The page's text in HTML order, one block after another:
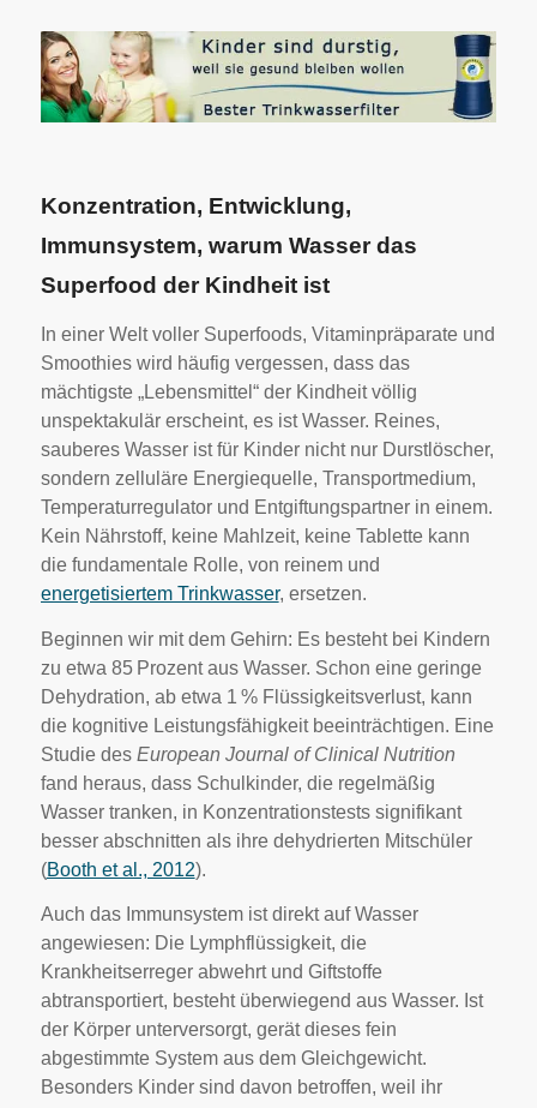
Konzentration, Entwicklung,
Immunsystem, warum Wasser das
Superfood der Kindheit ist
In einer Welt voller Superfoods, Vitaminpräparate und
Smoothies wird häufig vergessen, dass das
mächtigste „Lebensmittel“ der Kindheit völlig
unspektakulär erscheint, es ist Wasser. Reines,
sauberes Wasser ist für Kinder nicht nur Durstlöscher,
sondern zelluläre Energiequelle, Transportmedium,
Temperaturregulator und Entgiftungspartner in einem.
Kein Nährstoff, keine Mahlzeit, keine Tablette kann
die fundamentale Rolle, von reinem und
energetisiertem Trinkwasser, ersetzen.
Beginnen wir mit dem Gehirn: Es besteht bei Kindern
zu etwa 85 Prozent aus Wasser. Schon eine geringe
Dehydration, ab etwa 1 % Flüssigkeitsverlust, kann
die kognitive Leistungsfähigkeit beeinträchtigen. Eine
Studie des European Journal of Clinical Nutrition
fand heraus, dass Schulkinder, die regelmäßig
Wasser tranken, in Konzentrationstests signifikant
besser abschnitten als ihre dehydrierten Mitschüler
(Booth et al., 2012).
Auch das Immunsystem ist direkt auf Wasser
angewiesen: Die Lymphflüssigkeit, die
Krankheitserreger abwehrt und Giftstoffe
abtransportiert, besteht überwiegend aus Wasser. Ist
der Körper unterversorgt, gerät dieses fein
abgestimmte System aus dem Gleichgewicht.
Besonders Kinder sind davon betroffen, weil ihr